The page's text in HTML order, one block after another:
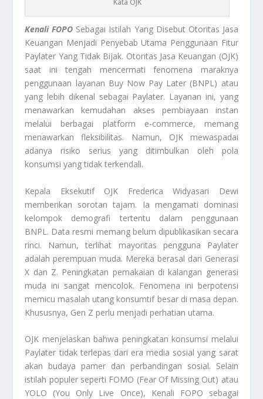
Kata OJK
Kenali FOPO Sebagai Istilah Yang Disebut Otoritas Jasa
Keuangan Menjadi Penyebab Utama Penggunaan Fitur
Paylater Yang Tidak Bijak. Otoritas Jasa Keuangan (OJK)
saat ini tengah mencermati fenomena maraknya
penggunaan layanan Buy Now Pay Later (BNPL) atau
yang lebih dikenal sebagai Paylater. Layanan ini, yang
menawarkan kemudahan akses pembiayaan instan
melalui berbagai platform e-commerce, memang
menawarkan fleksibilitas. Namun, OJK mewaspadai
adanya risiko serius yang ditimbulkan oleh pola
konsumsi yang tidak terkendali.
Kepala Eksekutif OJK Frederica Widyasari Dewi
memberikan sorotan tajam. Ia mengamati dominasi
kelompok demografi tertentu dalam penggunaan
BNPL. Data resmi memang belum dipublikasikan secara
rinci. Namun, terlihat mayoritas pengguna
Paylater
adalah perempuan muda. Mereka berasal dari Generasi
X dan Z. Peningkatan pemakaian di kalangan generasi
muda ini sangat mencolok. Fenomena ini berpotensi
memicu masalah utang konsumtif besar di masa depan.
Khususnya, Gen Z perlu menjadi perhatian utama.
OJK menjelaskan bahwa peningkatan konsumsi melalui
Paylater tidak terlepas dari era media sosial yang sarat
akan budaya pamer dan perbandingan sosial. Selain
istilah populer seperti FOMO (Fear Of Missing Out) atau
YOLO (You Only Live Once), Kenali FOPO sebagai